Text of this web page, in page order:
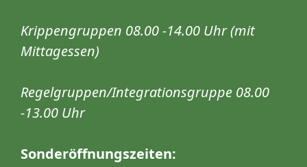
Krippengruppen 08.00 -14.00 Uhr (mit
Mittagessen)
Regelgruppen/Integrationsgruppe 08.00
-13.00 Uhr
Sonderöffnungszeiten: